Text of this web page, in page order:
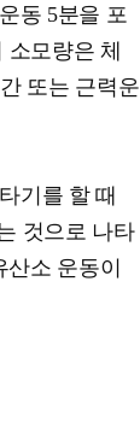
동 5분을 포
소모량은 체
또는 근력운
기를 할 때
것으로 나타
산소 운동이